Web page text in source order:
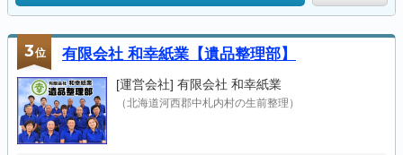
3位 有限会社 和幸紙業【遺品整理部】
[運営会社] 有限会社 和幸紙業
（北海道河西郡中札内村の生前整理）